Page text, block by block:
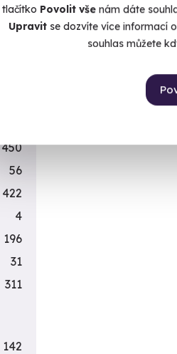
tlačítko Povolit vše nám dáte
Upravitse dozvíte více informací
souhlas můžete
256
453
450
56
422
4
196
31
311
142